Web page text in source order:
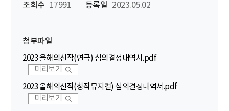
조회수 17991 등록일 2023.05.02
첨부파일
2023 올해의신작(연극) 심의결정내역서.pdf
미리보기
2023 올해의신작(창작뮤지컬) 심의결정내역서.pdf
미리보기